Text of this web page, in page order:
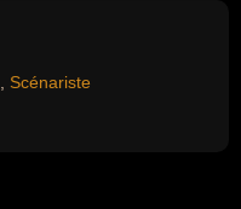
Scénariste